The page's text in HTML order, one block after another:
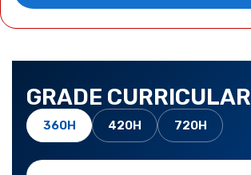
GRADE CURRICULAR
360H 420H 720H